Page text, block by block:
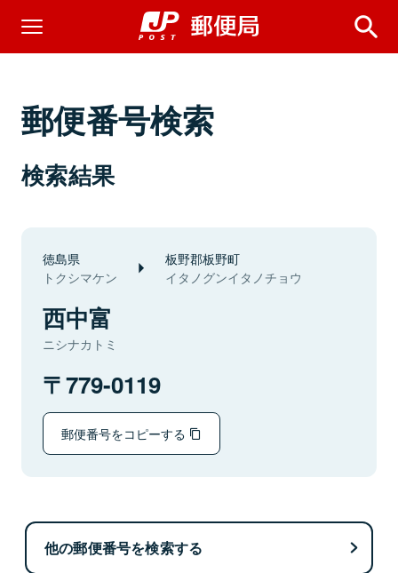
郵便番号検索
検索結果
徳島県
トクシマケン
板野郡板野町
イタノグンイタノチョウ
西中富
ニシナカトミ
779-0119
郵便番号をコピーする
他の郵便番号を検索する